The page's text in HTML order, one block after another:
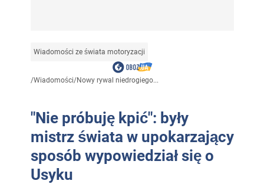
Wiadomości ze świata motoryzacji
/Wiadomości/Nowy rywal niedrogiego...
"Nie próbuję kpić": były
mistrz świata w upokarzający
sposób wypowiedział się o
Usyku